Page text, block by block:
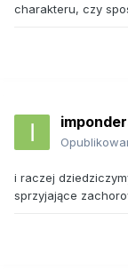
charakteru, czy
i raczej
sprzyjające